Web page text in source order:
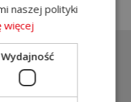
naszej polityki
więcej
Wydajność